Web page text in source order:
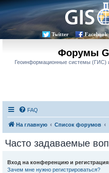
Twitter Facebook
Форумы
Геоинформационные системы (ГИС)
FAQ
На главную Список форумов
Часто задаваемые
Вход на конференцию и регистрация
Зачем мне нужно регистрироваться?